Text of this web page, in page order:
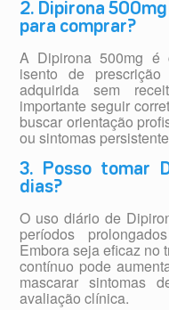
2. Dipirona
para comprar?
A Dipirona 500mg é
isento de
adquirida sem
importante seguir
buscar orientação
ou sintomas
3. Posso tomar
dias?
O uso diário de
períodos
Embora seja eficaz no
contínuo pode
mascarar sintomas
avaliação clínica.